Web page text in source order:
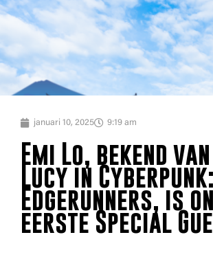
januari 10, 2025 9:19 am
Emi Lo, bekend
Lucy in Cyberpunk:
Edgerunners, is
eerste Special